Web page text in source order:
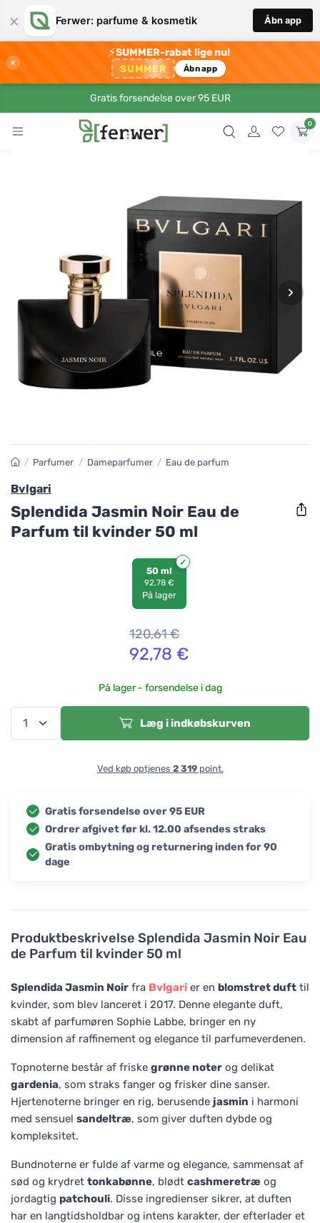
× Ferwer: parfume & kosmetik Åbn app
×
⚡SUMMER-rabat lige nu!
SUMMER Åbn app
Gratis forsendelse over 95 EUR
0
›
Produktbeskrivelse Splendida Jasmin Noir Eau
de Parfum til kvinder 50 ml
Splendida Jasmin Noir fra Bvlgari er en blomstret duft til
kvinder, som blev lanceret i 2017. Denne elegante duft,
skabt af parfumøren Sophie Labbe, bringer en ny
dimension af raffinement og elegance til parfumeverdenen.
Topnoterne består af friske grønne noter og delikat
gardenia, som straks fanger og frisker dine sanser.
Hjertenoterne bringer en rig, berusende jasmin i harmoni
med sensuel sandeltræ, som giver duften dybde og
kompleksitet.
Bundnoterne er fulde af varme og elegance, sammensat af
sød og krydret tonkabønne, blødt cashmeretræ og
jordagtig patchouli. Disse ingredienser sikrer, at duften
har en langtidsholdbar og intens karakter, der efterlader et
/ Parfumer / Dameparfumer / Eau de parfum
Bvlgari
Splendida Jasmin Noir Eau de
Parfum til kvinder 50 ml
50 ml
92,78 €
På lager
120,61€
92,78 €
På lager - forsendelse i dag
Læg i indkøbskurven
Ved køb optjenes 2 319point.
Gratis forsendelse over 95 EUR
Ordrer afgivet før kl. 12.00 afsendes straks
Gratis ombytning og returnering inden for 90
dage